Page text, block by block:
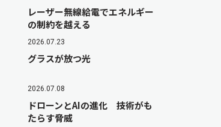
レーザー無線給電でエネルギー
の制約を越える
2026.07.23
グラスが放つ光
2026.07.08
ドローンとAIの進化 技術がも
たらす脅威